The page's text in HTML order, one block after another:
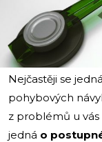
Nejčastěji se
pohybových
z problémů u
jedná o